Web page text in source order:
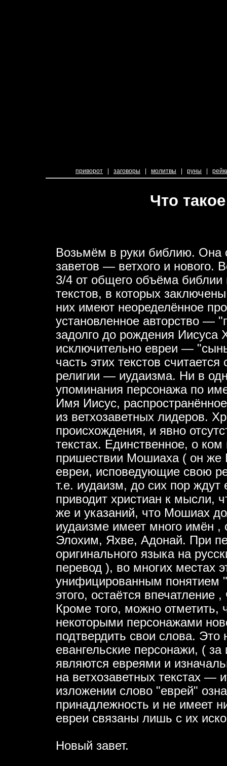
приворот заговоры молитвы руны
Что
Возьмём в руки библию. Она
заветов — ветхого и нового.
3/4 от общего объёма библии
текстов, в которых
них имеют неоределённое
установленное авторство —
задолго до рождения Иисуса
исключительно евреи —
часть этих текстов
религии — иудаизма. Ни в
упоминания персонажа по
Имя Иисус,
из ветхозаветных лидеров.
происхождения, и явно
текстах. Единственное, о
пришествии Мошиаха ( он
евреи, исповедующие свою
т.е. иудаизм, до сих пор ждут
приводит христиан к мысли,
же и указаний, что Мошиах
иудаизме имеет много имён
Элохим, Яхве, Адонай. При
оригинального языка на
перевод ), во многих местах
унифицированным понятием
этого, остаётся впечатление
Кроме того, можно отметить,
некоторыми персонажами
подтвердить свои слова. Это
евангельские персонажи, (
являются евреями и
на ветхозаветных текстах
изложении слово "еврей"
принадлежность и не имеет
евреи связаны лишь с их
Новый завет.